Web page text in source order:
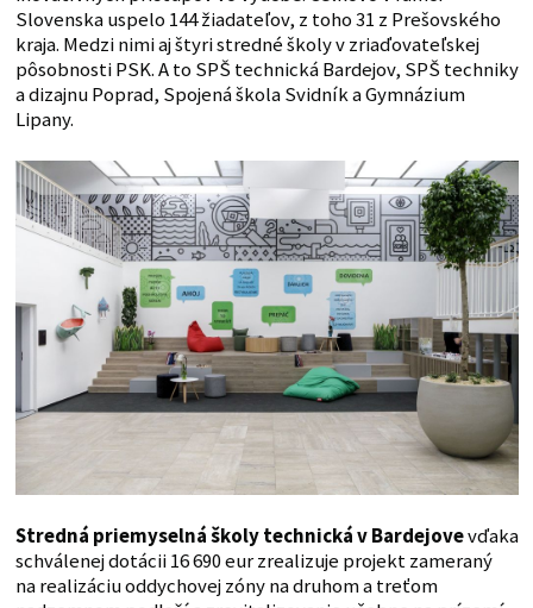
Slovenska uspelo 144 žiadateľov, z toho 31 z Prešovského
kraja. Medzi nimi aj štyri stredné školy v zriaďovateľskej
pôsobnosti PSK. A to SPŠ technická Bardejov, SPŠ techniky
a dizajnu Poprad, Spojená škola Svidník a Gymnázium
Lipany.
Stredná priemyselná školy technická v Bardejovevďaka
schválenej dotácii 16 690 eur zrealizuje projekt zameraný
na realizáciu oddychovej zóny na druhom a treťom